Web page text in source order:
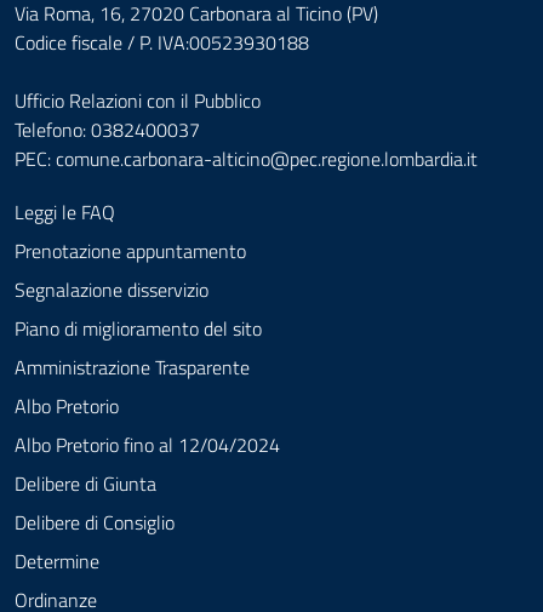
Via Roma, 16, 27020 Carbonara al Ticino (PV)
Codice fiscale / P. IVA:00523930188
Ufficio Relazioni con il Pubblico
Telefono: 0382400037
PEC:comune.carbonara-alticino@pec.regione.lombardia.it
Leggi le FAQ
Prenotazione appuntamento
Segnalazione disservizio
Piano di miglioramento del sito
Amministrazione Trasparente
Albo Pretorio
Albo Pretorio fino al 12/04/2024
Delibere di Giunta
Delibere di Consiglio
Determine
Ordinanze